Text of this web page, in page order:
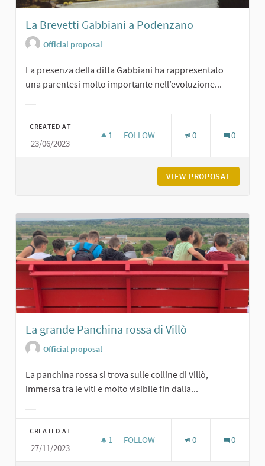
La Brevetti Gabbiani a Podenzano
Official proposal
La presenza della ditta Gabbiani ha rappresentato
una parentesi molto importante nell’evoluzione...
CREATED AT
23/06/2023
1 1 FOLLOWER
FOLLOW 0 0
VIEW PROPOSAL
La grande Panchina rossa di Villò
Official proposal
La panchina rossa si trova sulle colline di Villò,
immersa tra le viti e molto visibile fin dalla...
CREATED AT
27/11/2023
1 1 FOLLOWER
FOLLOW 0 0